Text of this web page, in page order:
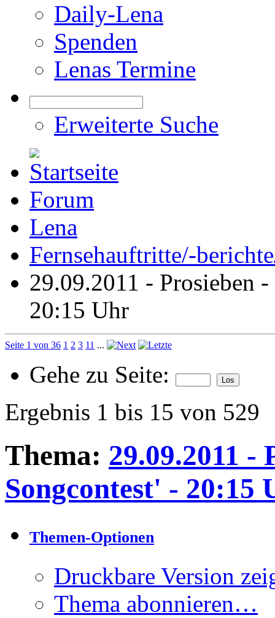
Daily-Lena
Spenden
Lenas Termine
Erweiterte Suche
Forum
Lena
Fernsehauftritte/-
29.09.2011 - Prosieben
20:15 Uhr
Seite 1 von 36 1 2 3 11 ...
Gehe zu Seite:
Ergebnis 1 bis 15 von 529
Thema: 29.09.2011 -
Songcontest' - 20:15
Themen-Optionen
Druckbare Version
Thema abonnieren…